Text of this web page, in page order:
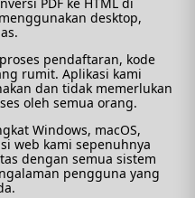
PDF ke HTML di
desktop,
pendaftaran, kode
rumit. Aplikasi kami
dan tidak memerlukan
oleh semua orang.
Windows, macOS,
web kami sepenuhnya
dengan semua sistem
pengguna yang